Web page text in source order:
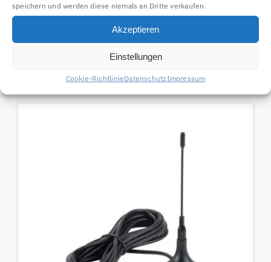
speichern und werden diese niemals an Dritte verkaufen.
Akzeptieren
Einstellungen
Cookie-RichtlinieDatenschutzImpressum